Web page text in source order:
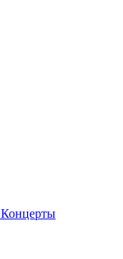
Концерты